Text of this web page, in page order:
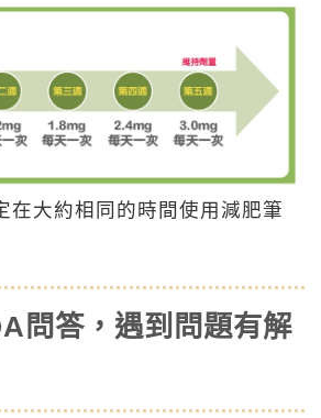
在大約相同的時間使用減肥筆
問答，遇到問題有解